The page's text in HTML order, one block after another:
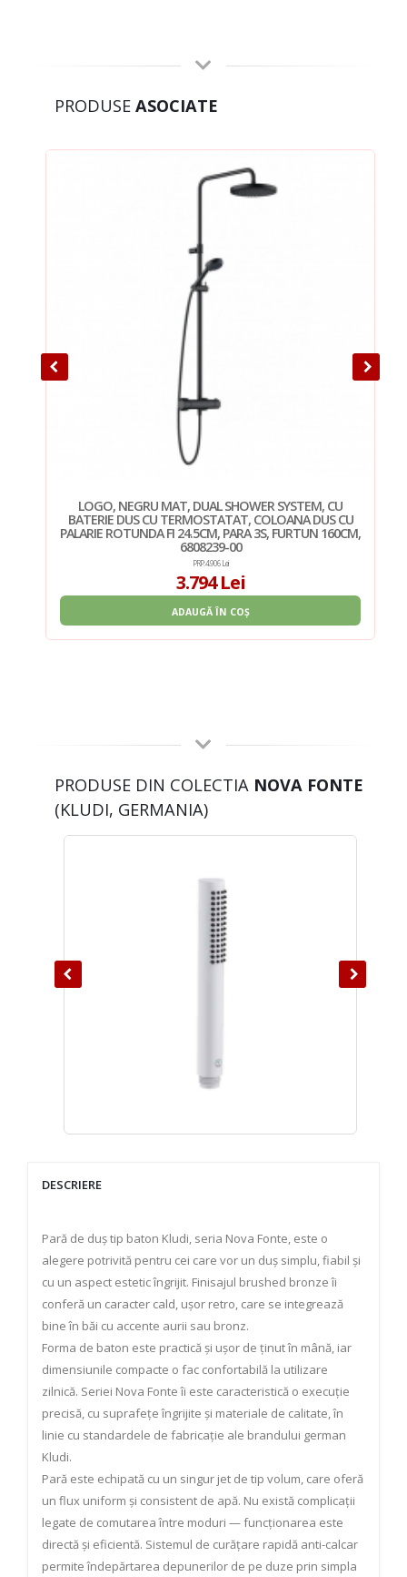
PRODUSE ASOCIATE
LOGO, NEGRU MAT, DUAL SHOWER SYSTEM, CU
BATERIE DUS CU TERMOSTATAT, COLOANA DUS CU
PALARIE ROTUNDA FI 24.5CM, PARA 3S, FURTUN 160CM,
6808239-00
PRP: 4.906 Lei
3.794 Lei
ADAUGĂ ÎN COȘ
PRODUSE DIN COLECTIA NOVA FONTE
(KLUDI, GERMANIA)
DESCRIERE
Pară de duș tip baton Kludi, seria Nova Fonte, este o
alegere potrivită pentru cei care vor un duș simplu, fiabil și
cu un aspect estetic îngrijit. Finisajul brushed bronze îi
conferă un caracter cald, ușor retro, care se integrează
bine în băi cu accente aurii sau bronz.
Forma de baton este practică și ușor de ținut în mână, iar
dimensiunile compacte o fac confortabilă la utilizare
zilnică. Seriei Nova Fonte îi este caracteristică o execuție
precisă, cu suprafețe îngrijite și materiale de calitate, în
linie cu standardele de fabricație ale brandului german
Kludi.
Pară este echipată cu un singur jet de tip volum, care oferă
un flux uniform și consistent de apă. Nu există complicații
legate de comutarea între moduri — funcționarea este
directă și eficientă. Sistemul de curățare rapidă anti-calcar
permite îndepărtarea depunerilor de pe duze prin simpla